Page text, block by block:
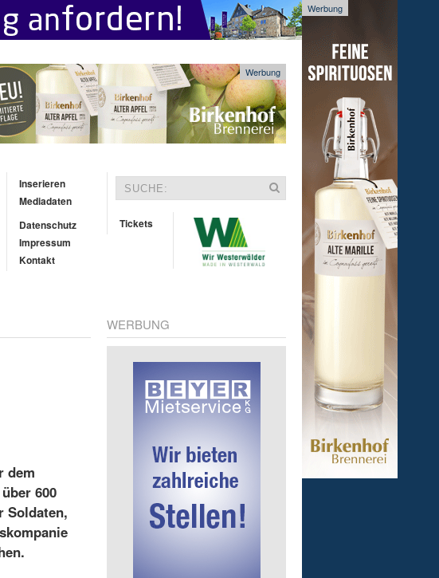
Werbung
Werbung
Inserieren
Mediadaten
Datenschutz
Impressum
Kontakt
Tickets
dem
600
Soldaten,
WERBUNG